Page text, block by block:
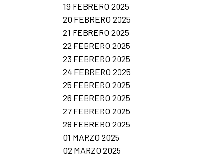
19 FEBRERO 2025
20 FEBRERO 2025
21 FEBRERO 2025
22 FEBRERO 2025
23 FEBRERO 2025
24 FEBRERO 2025
25 FEBRERO 2025
26 FEBRERO 2025
27 FEBRERO 2025
28 FEBRERO 2025
01 MARZO 2025
02 MARZO 2025